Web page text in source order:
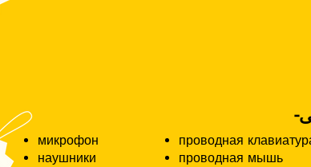
проводная
проводная мышь
микрофон
наушники